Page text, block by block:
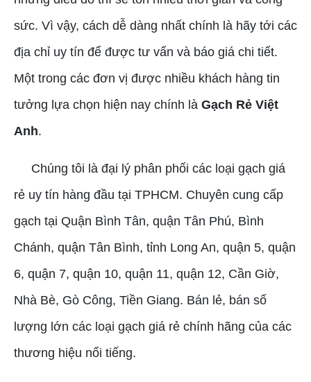
sức. Vì vậy, cách dễ dàng nhất chính là hãy tới các
địa chỉ uy tín để được tư vấn và báo giá chi tiết.
Một trong các đơn vị được nhiều khách hàng tin
tưởng lựa chọn hiện nay chính là Gạch Rẻ Việt
Anh.
Chúng tôi là đại lý phân phối các loại gạch giá
rẻ uy tín hàng đầu tại TPHCM. Chuyên cung cấp
gạch tại Quận Bình Tân, quận Tân Phú, Bình
Chánh, quận Tân Bình, tỉnh Long An, quận 5, quận
6, quận 7, quận 10, quận 11, quận 12, Cần Giờ,
Nhà Bè, Gò Công, Tiền Giang. Bán lẻ, bán số
lượng lớn các loại gạch giá rẻ chính hãng của các
thương hiệu nổi tiếng.